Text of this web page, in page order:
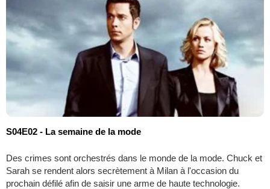
S04E02 - La semaine de la mode
Des crimes sont orchestrés dans le monde de la mode. Chuck et
Sarah se rendent alors secrètement à Milan à l'occasion du
prochain défilé afin de saisir une arme de haute technologie.